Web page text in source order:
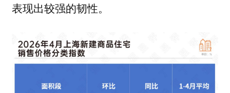
表现出较强的韧性。